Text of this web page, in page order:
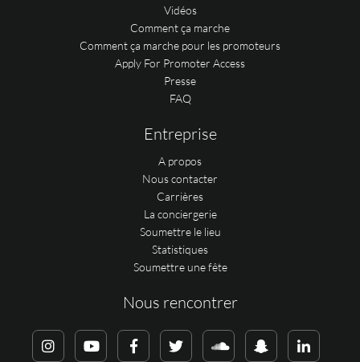
Vidéos
Comment ça marche
Comment ça marche pour les promoteurs
Apply For Promoter Access
Presse
FAQ
Entreprise
A propos
Nous contacter
Carrières
La conciergerie
Soumettre le lieu
Statistiques
Soumettre une fête
Nous rencontrer